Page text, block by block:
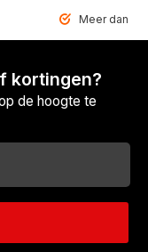
Meer dan 6459
kortingen?
de hoogte te